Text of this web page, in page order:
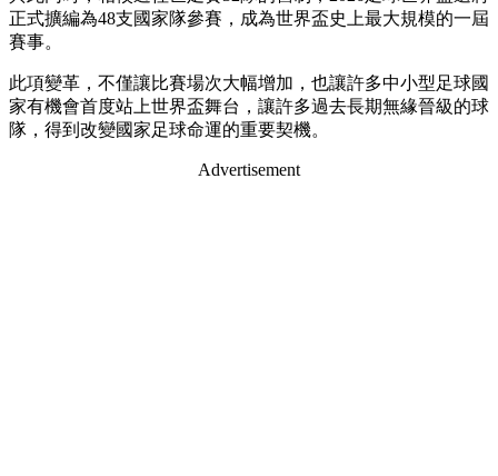
正式擴編為48支國家隊參賽，成為世界盃史上最大規模的一屆
賽事。
此項變革，不僅讓比賽場次大幅增加，也讓許多中小型足球國
家有機會首度站上世界盃舞台，讓許多過去長期無緣晉級的球
隊，得到改變國家足球命運的重要契機。
Advertisement